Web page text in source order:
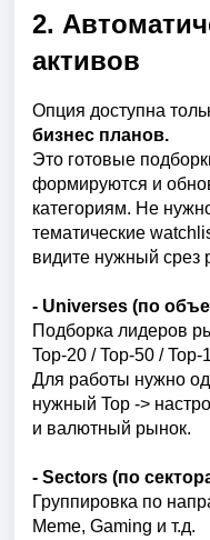
2.
активов
Опция доступна
бизнес планов.
Это готовые
формируются и
категориям. Не
тематические
видите нужный срез
- Universes (по
Подборка лидеров
Top-20 / Top-50 / Top-
Для работы нужно
нужный Top ->
и валютный рынок.
- Sectors (по
Группировка по
Meme, Gaming и т.д.